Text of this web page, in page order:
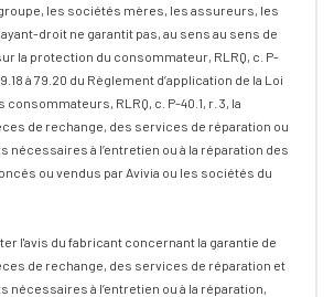
les sociétés mères, les assureurs, les
droit ne garantit pas, au sens au sens de
la protection du consommateur, RLRQ, c. P-
à 79.20 du Règlement d’application de la Loi
RLRQ, c. P-40.1, r. 3, la
de rechange, des services de réparation ou
nécessaires à l’entretien ou à la réparation des
ou vendus par Avivia ou les sociétés du
l'avis du fabricant concernant la garantie de
de rechange, des services de réparation et
à l’entretien ou à la réparation,